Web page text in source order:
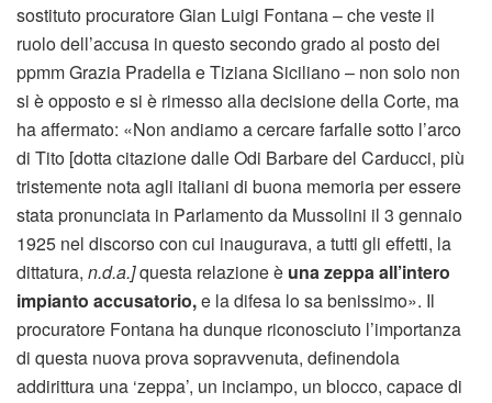
sostituto procuratore Gian Luigi Fontana – che veste il
ruolo dell’accusa in questo secondo grado al posto dei
ppmm Grazia Pradella e Tiziana Siciliano – non solo non
si è opposto e si è rimesso alla decisione della Corte, ma
ha affermato: «Non andiamo a cercare farfalle sotto l’arco
di Tito [dotta citazione dalle Odi Barbare del Carducci, più
tristemente nota agli italiani di buona memoria per essere
stata pronunciata in Parlamento da Mussolini il 3 gennaio
1925 nel discorso con cui inaugurava, a tutti gli effetti, la
dittatura, n.d.a.]questa relazione è una zeppa all’intero
impianto accusatorio,e la difesa lo sa benissimo». Il
procuratore Fontana ha dunque riconosciuto l’importanza
di questa nuova prova sopravvenuta, definendola
addirittura una ‘zeppa’, un inciampo, un blocco, capace di